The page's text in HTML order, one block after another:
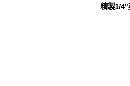
精製1/4"